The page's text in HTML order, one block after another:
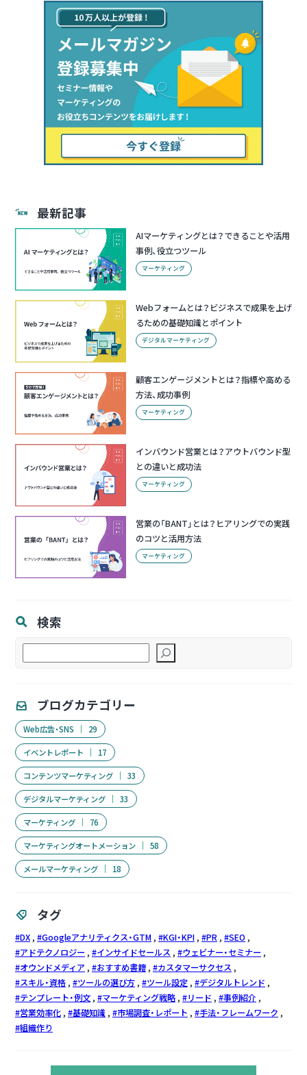
最新記事
AIマーケティングとは？できることや活用
事例、役立つツール
マーケティング
Webフォームとは？ビジネスで成果を上げ
るための基礎知識とポイント
デジタルマーケティング
顧客エンゲージメントとは？指標や高める
方法、成功事例
マーケティング
インバウンド営業とは？アウトバウンド型
との違いと成功法
マーケティング
営業の「BANT」とは？ヒアリングでの実践
のコツと活用方法
マーケティング
検索
検
索
ブログカテゴリー
Web広告・SNS 29
イベントレポート 17
コンテンツマーケティング 33
デジタルマーケティング 33
マーケティング 76
マーケティングオートメーション 58
メールマーケティング 18
タグ
DX Googleアナリティクス・GTM KGI・KPI PR
SEO
アドテクノロジー
インサイドセールス
ウェビナー・セミナー
オウンドメディア
おすすめ書籍
カスタマーサクセス
スキル・資格
ツールの選び方 ツール設定
デジタルトレンド
テンプレート・例文
マーケティング戦略 リード
事例紹介
営業効率化
基礎知識 市場調査・レポート
手法・フレームワーク
組織作り